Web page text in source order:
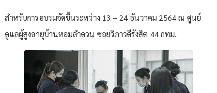
สำหรับการอบรมจัดขึ้นระหว่าง 13 – 24 ธันวาคม 2564 ณ ศูนย์
ดูแลผู้สูงอายุบ้านหอมลำดวน ซอยวิภาวดีรังสิต 44 กทม.